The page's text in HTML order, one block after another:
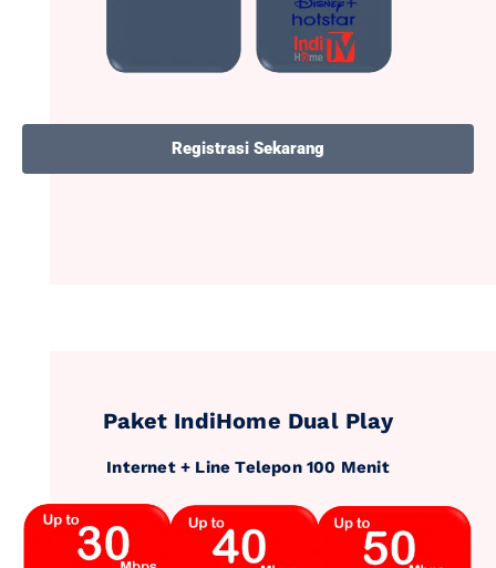
Registrasi Sekarang
Paket IndiHome Dual Play
Internet + Line Telepon 100 Menit